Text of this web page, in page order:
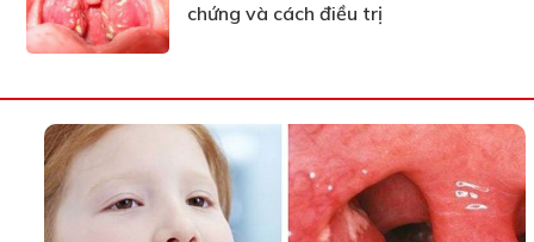
chứng và cách điều trị